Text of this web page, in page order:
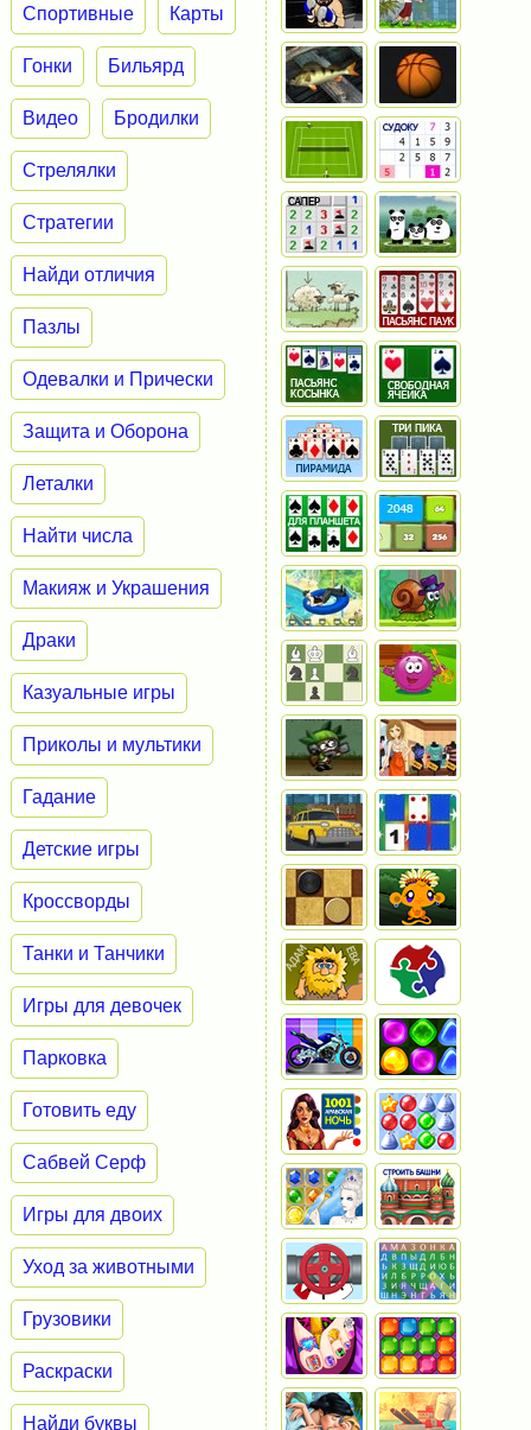
Спортивные Карты
Гонки Бильярд
Видео Бродилки
Стрелялки
Стратегии
Найди отличия
Пазлы
Одевалки и Прически
Защита и Оборона
Леталки
Найти числа
Макияж и Украшения
Драки
Казуальные игры
Приколы и мультики
Гадание
Детские игры
Кроссворды
Танки и Танчики
Игры для девочек
Парковка
Готовить еду
Сабвей Серф
Игры для двоих
Уход за животными
Грузовики
Раскраски
Найди буквы